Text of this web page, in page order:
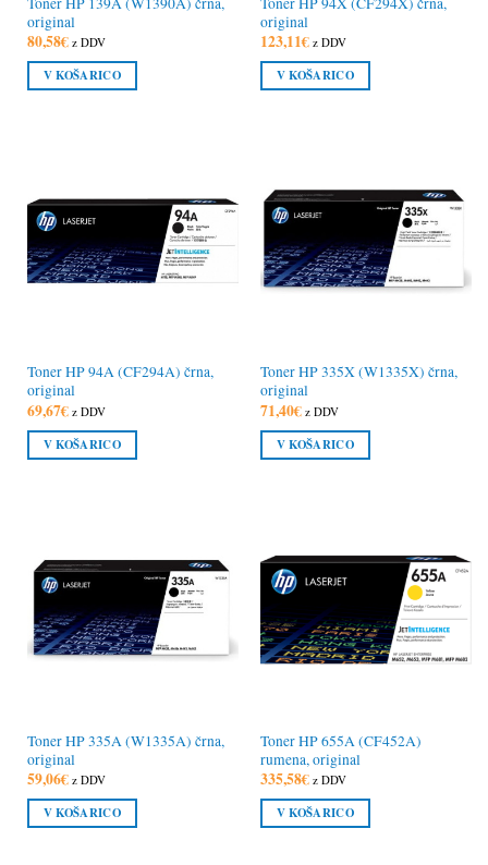
original
80,58€ z DDV
V KOŠARICO
original
123,11€ z DDV
V KOŠARICO
Toner HP 94A (CF294A) črna,
original
69,67€ z DDV
V KOŠARICO
Toner HP 335X (W1335X) črna,
original
71,40€ z DDV
V KOŠARICO
Toner HP 335A (W1335A) črna,
original
59,06€ z DDV
V KOŠARICO
Toner HP 655A (CF452A)
rumena, original
335,58€ z DDV
V KOŠARICO